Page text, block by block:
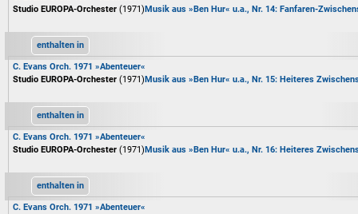
Studio EUROPA-Orchester (1971)Musik aus »Ben Hur« u.a., Nr. 14: Fanfaren-
enthalten in
C. Evans Orch. 1971 »Abenteuer«
Studio EUROPA-Orchester (1971)Musik aus »Ben Hur« u.a., Nr. 15: Heiteres
enthalten in
C. Evans Orch. 1971 »Abenteuer«
Studio EUROPA-Orchester (1971)Musik aus »Ben Hur« u.a., Nr. 16: Heiteres
enthalten in
C. Evans Orch. 1971 »Abenteuer«